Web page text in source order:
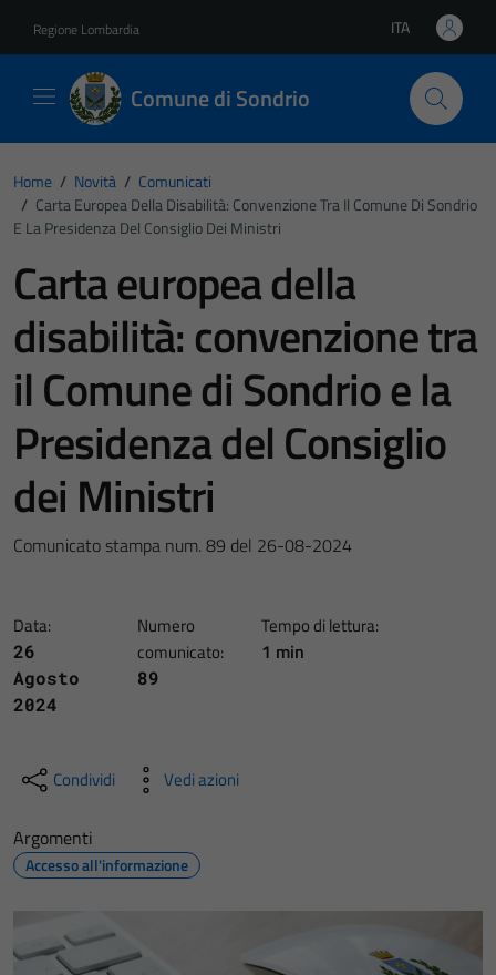
Regione Lombardia Lingua attiva:
ITA
Comune di Sondrio
Home / Novità / Comunicati
/ Carta Europea Della Disabilità: Convenzione Tra Il Comune Di Sondrio
E La Presidenza Del Consiglio Dei Ministri
Carta europea della
disabilità: convenzione tra
il Comune di Sondrio e la
Presidenza del Consiglio
dei Ministri
Comunicato stampa num. 89 del 26-08-2024
Data:
26
Agosto
2024
Numero
comunicato:
89
Tempo di lettura:
1 min
Condividi Vedi azioni
Argomenti
Accesso all'informazione